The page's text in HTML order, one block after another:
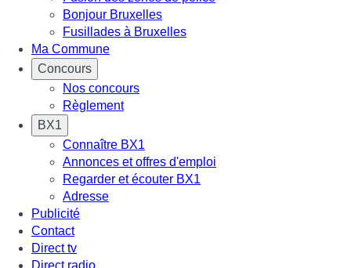
Bonjour Bruxelles
Fusillades à Bruxelles
Ma Commune
Concours
Nos concours
Règlement
BX1
Connaître BX1
Annonces et offres d'emploi
Regarder et écouter BX1
Adresse
Publicité
Contact
Direct tv
Direct radio